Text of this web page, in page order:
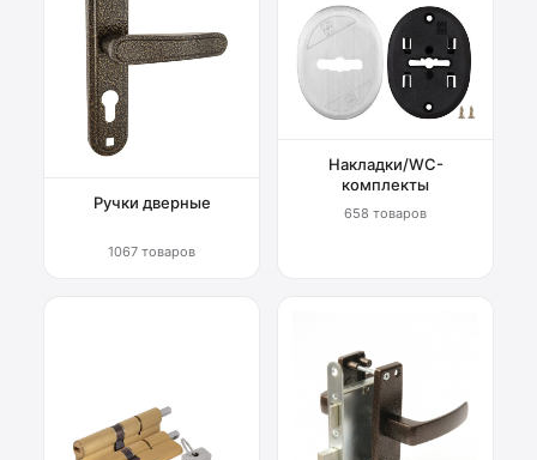
Ручки дверные
1067 товаров
Накладки/WC-
комплекты
658 товаров